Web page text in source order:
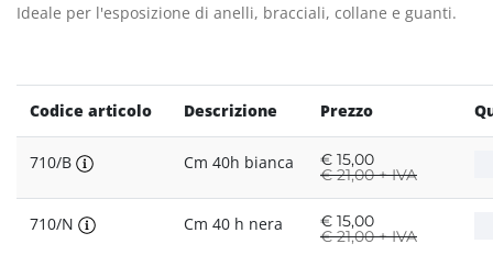
Ideale per l'esposizione di anelli, bracciali, collane e guanti.
Codice articolo Descrizione Prezzo
710/B Cm 40h bianca € 15,00
€21,00 + IVA
710/N Cm 40 h nera € 15,00
€21,00 + IVA